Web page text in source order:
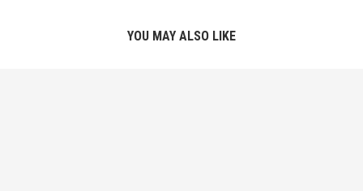
YOU MAY ALSO LIKE